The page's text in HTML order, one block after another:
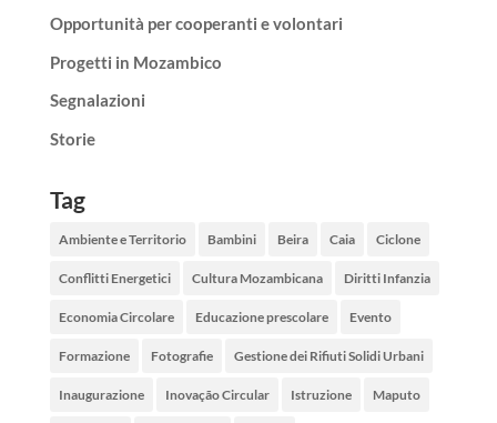
Opportunità per cooperanti e volontari
Progetti in Mozambico
Segnalazioni
Storie
Tag
Ambiente e Territorio Bambini Beira Caia Ciclone
Conflitti Energetici Cultura Mozambicana Diritti Infanzia
Economia Circolare Educazione prescolare Evento
Formazione Fotografie Gestione dei Rifiuti Solidi Urbani
Inaugurazione Inovação Circular Istruzione Maputo